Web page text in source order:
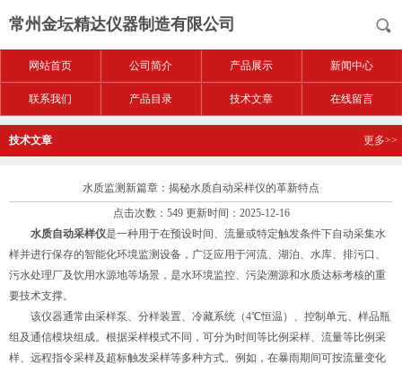
常州金坛精达仪器制造有限公司
网站首页 公司简介 产品展示 新闻中心
联系我们 产品目录 技术文章 在线留言
技术文章 更多>>
水质监测新篇章：揭秘水质自动采样仪的革新特点
点击次数：549 更新时间：2025-12-16
水质自动采样仪是一种用于在预设时间、流量或特定触发条件下自动采集水
样并进行保存的智能化环境监测设备，广泛应用于河流、湖泊、水库、排污口、
污水处理厂及饮用水源地等场景，是水环境监控、污染溯源和水质达标考核的重
要技术支撑。
该仪器通常由采样泵、分样装置、冷藏系统（4℃恒温）、控制单元、样品瓶
组及通信模块组成。根据采样模式不同，可分为时间等比例采样、流量等比例采
样、远程指令采样及超标触发采样等多种方式。例如，在暴雨期间可按流量变化